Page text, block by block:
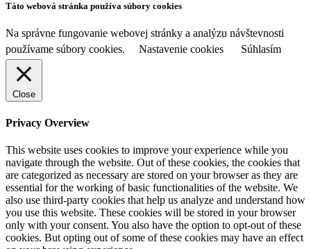
Táto webová stránka používa súbory cookies
Na správne fungovanie webovej stránky a analýzu návštevnosti
používame súbory cookies.
Nastavenie cookies Súhlasím
Close
Privacy Overview
This website uses cookies to improve your experience while you
navigate through the website. Out of these cookies, the cookies that
are categorized as necessary are stored on your browser as they are
essential for the working of basic functionalities of the website. We
also use third-party cookies that help us analyze and understand how
you use this website. These cookies will be stored in your browser
only with your consent. You also have the option to opt-out of these
cookies. But opting out of some of these cookies may have an effect